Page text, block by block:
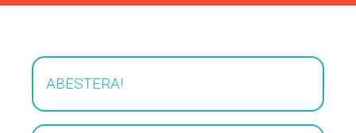
ABESTERA!